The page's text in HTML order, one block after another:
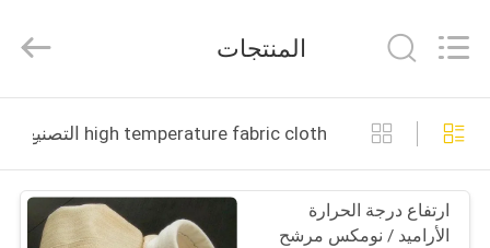
الصفحة
الرئيسية
منتجات
Technology
Rights
المنتجات
high temperature fabric cloth التصنيع عبر الإنترنت
ارتفاع درجة الحرارة
الأراميد / نومكس مرشح